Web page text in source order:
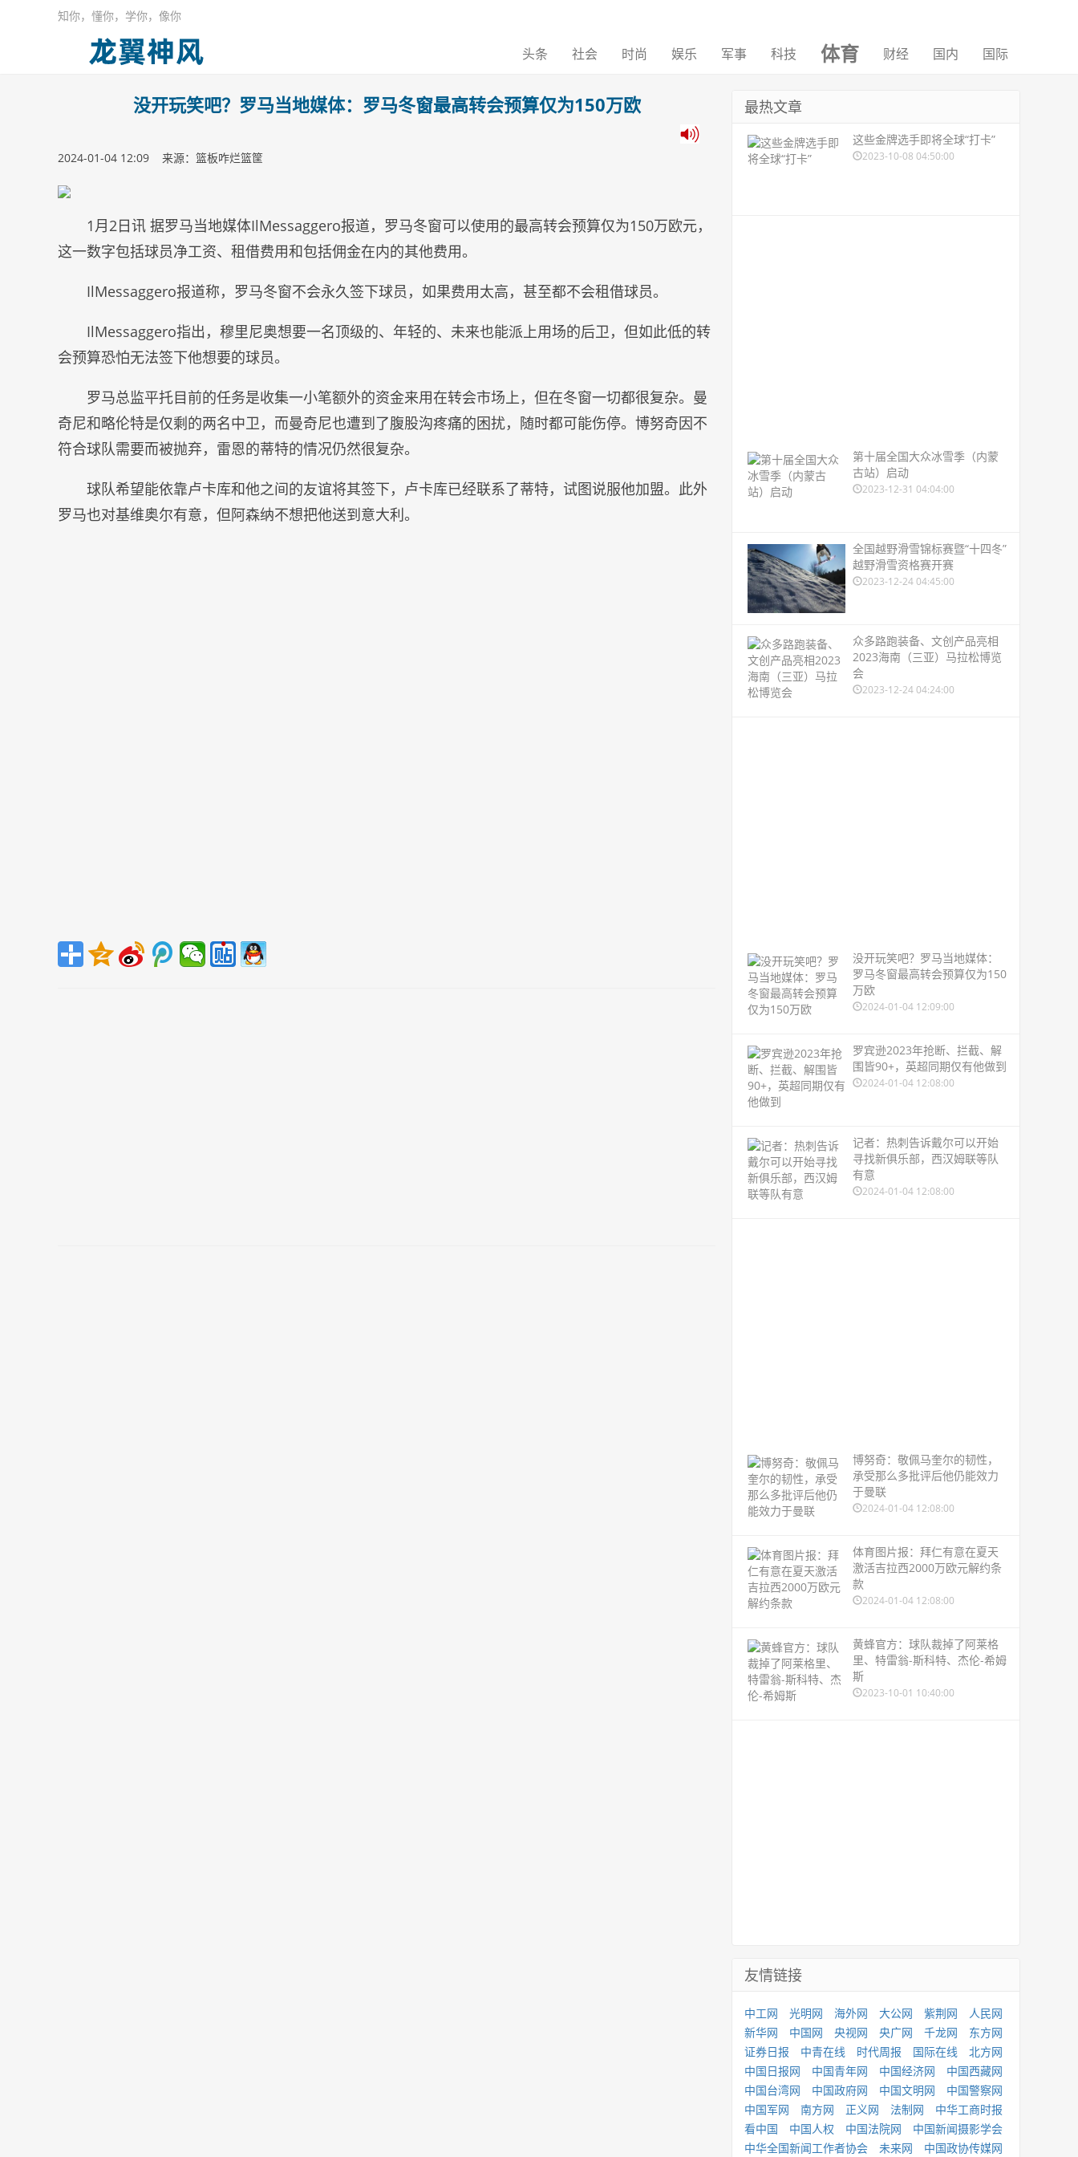
知你，懂你，学你，像你
头条 社会 时尚 娱乐 军事 科技 体育 财经 国内 国际
没开玩笑吧？罗马当地媒体：罗马冬窗最高转会预算仅为150万欧
2024-01-04 12:09 来源：篮板咋烂篮筐
1月2日讯 据罗马当地媒体IlMessaggero报道，罗马冬窗可以使用的最高转会预算仅为150万欧元，
这一数字包括球员净工资、租借费用和包括佣金在内的其他费用。
IlMessaggero报道称，罗马冬窗不会永久签下球员，如果费用太高，甚至都不会租借球员。
IlMessaggero指出，穆里尼奥想要一名顶级的、年轻的、未来也能派上用场的后卫，但如此低的转
会预算恐怕无法签下他想要的球员。
罗马总监平托目前的任务是收集一小笔额外的资金来用在转会市场上，但在冬窗一切都很复杂。曼
奇尼和略伦特是仅剩的两名中卫，而曼奇尼也遭到了腹股沟疼痛的困扰，随时都可能伤停。博努奇因不
符合球队需要而被抛弃，雷恩的蒂特的情况仍然很复杂。
球队希望能依靠卢卡库和他之间的友谊将其签下，卢卡库已经联系了蒂特，试图说服他加盟。此外
罗马也对基维奥尔有意，但阿森纳不想把他送到意大利。
最热文章
这些金牌选手即将全球“打卡”
2023-10-08 04:50:00
第十届全国大众冰雪季（内蒙
古站）启动
2023-12-31 04:04:00
全国越野滑雪锦标赛暨“十四冬”
越野滑雪资格赛开赛
2023-12-24 04:45:00
众多路跑装备、文创产品亮相
2023海南（三亚）马拉松博览
会
2023-12-24 04:24:00
没开玩笑吧？罗马当地媒体：
罗马冬窗最高转会预算仅为150
万欧
2024-01-04 12:09:00
罗宾逊2023年抢断、拦截、解
围皆90+，英超同期仅有他做到
2024-01-04 12:08:00
记者：热刺告诉戴尔可以开始
寻找新俱乐部，西汉姆联等队
有意
2024-01-04 12:08:00
博努奇：敬佩马奎尔的韧性，
承受那么多批评后他仍能效力
于曼联
2024-01-04 12:08:00
体育图片报：拜仁有意在夏天
激活吉拉西2000万欧元解约条
款
2024-01-04 12:08:00
黄蜂官方：球队裁掉了阿莱格
里、特雷翁-斯科特、杰伦-希姆
斯
2023-10-01 10:40:00
友情链接
中工网 光明网 海外网 大公网 紫荆网
人民网
新华网
中国网 央视网 央广网 千龙网
东方网
证券日报
中青在线 时代周报 国际在线
北方网
中国日报网
中国青年网 中国经济网
中国西藏网
中国台湾网
中国政府网 中国文明网
中国警察网
中国军网
南方网 正义网 法制网
中华工商时报
看中国
中国人权 中国法院网
中国新闻摄影学会
中华全国新闻工作者协会
未来网 中国政协传媒网